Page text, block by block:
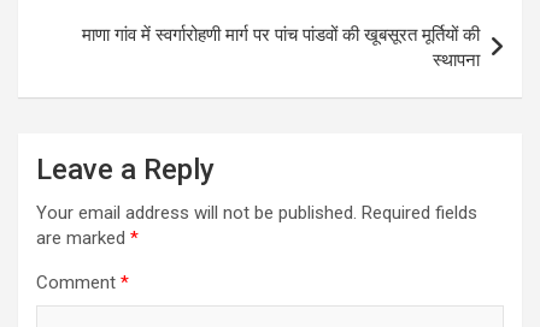
माणा गांव में स्वर्गारोहणी मार्ग पर पांच पांडवों की खूबसूरत मूर्तियों की
स्थापना
Leave a Reply
Your email address will not be published. Required fields
are marked *
Comment *